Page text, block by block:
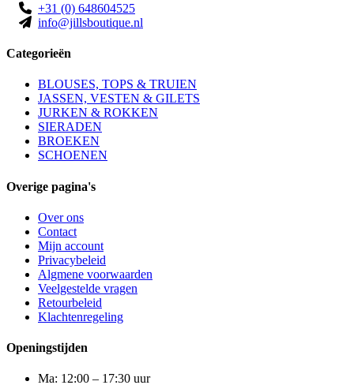
+31 (0) 648604525
info@jillsboutique.nl
Categorieën
BLOUSES, TOPS & TRUIEN
JASSEN, VESTEN & GILETS
JURKEN & ROKKEN
SIERADEN
BROEKEN
SCHOENEN
Overige pagina's
Over ons
Contact
Mijn account
Privacybeleid
Algmene voorwaarden
Veelgestelde vragen
Retourbeleid
Klachtenregeling
Openingstijden
Ma: 12:00 – 17:30 uur